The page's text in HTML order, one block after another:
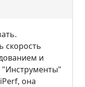
скорость
и
"Инструменты"
она